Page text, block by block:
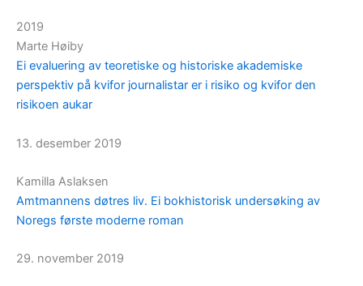
2019
Marte Høiby
Ei evaluering av teoretiske og historiske akademiske
perspektiv på kvifor journalistar er i risiko og kvifor den
risikoen aukar
13. desember 2019
Kamilla Aslaksen
Amtmannens døtres liv. Ei bokhistorisk undersøking av
Noregs første moderne roman
29. november 2019